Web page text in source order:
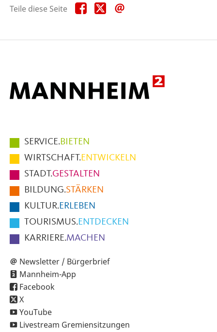
Teile diese Seite Teile
diese
Teile
diese
Hauptmenüpunkte
im
Fußbereich
der
Seite
SERVICE.BIETEN
WIRTSCHAFT.ENTWICKELN
STADT.GESTALTEN
BILDUNG.STÄRKEN
KULTUR.ERLEBEN
TOURISMUS.ENTDECKEN
KARRIERE.MACHEN
Newsletter / Bürgerbrief
Mannheim-App
Facebook
X
YouTube
Livestream Gremiensitzungen